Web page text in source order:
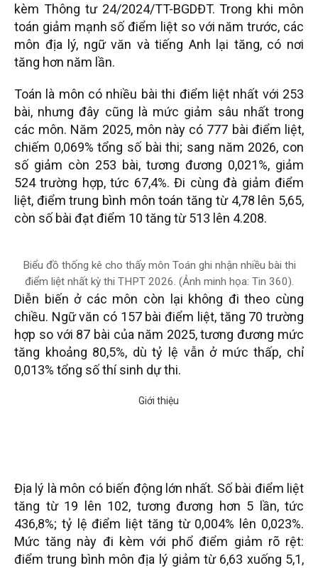
kèm Thông tư 24/2024/TT-BGDĐT. Trong khi môn
toán giảm mạnh số điểm liệt so với năm trước, các
môn địa lý, ngữ văn và tiếng Anh lại tăng, có nơi
tăng hơn năm lần.
Toán là môn có nhiều bài thi điểm liệt nhất với 253
bài, nhưng đây cũng là mức giảm sâu nhất trong
các môn. Năm 2025, môn này có 777 bài điểm liệt,
chiếm 0,069% tổng số bài thi; sang năm 2026, con
số giảm còn 253 bài, tương đương 0,021%, giảm
524 trường hợp, tức 67,4%. Đi cùng đà giảm điểm
liệt, điểm trung bình môn toán tăng từ 4,78 lên 5,65,
còn số bài đạt điểm 10 tăng từ 513 lên 4.208.
Biểu đồ thống kê cho thấy môn Toán ghi nhận nhiều bài thi
điểm liệt nhất kỳ thi THPT 2026. (Ảnh minh họa: Tin 360).
Diễn biến ở các môn còn lại không đi theo cùng
chiều. Ngữ văn có 157 bài điểm liệt, tăng 70 trường
hợp so với 87 bài của năm 2025, tương đương mức
tăng khoảng 80,5%, dù tỷ lệ vẫn ở mức thấp, chỉ
0,013% tổng số thí sinh dự thi.
Địa lý là môn có biến động lớn nhất. Số bài điểm liệt
tăng từ 19 lên 102, tương đương hơn 5 lần, tức
436,8%; tỷ lệ điểm liệt tăng từ 0,004% lên 0,023%.
Mức tăng này đi kèm với phổ điểm giảm rõ rệt:
điểm trung bình môn địa lý giảm từ 6,63 xuống 5,1,